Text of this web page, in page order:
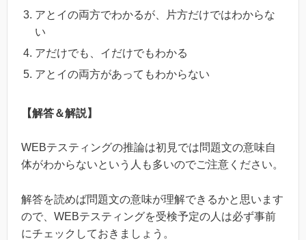
アとイの両方でわかるが、片方だけではわからな
い
アだけでも、イだけでもわかる
アとイの両方があってもわからない
【解答＆解説】
WEBテスティングの推論は初見では問題文の意味自
体がわからないという人も多いのでご注意ください。
解答を読めば問題文の意味が理解できるかと思います
ので、WEBテスティングを受検予定の人は必ず事前
にチェックしておきましょう。